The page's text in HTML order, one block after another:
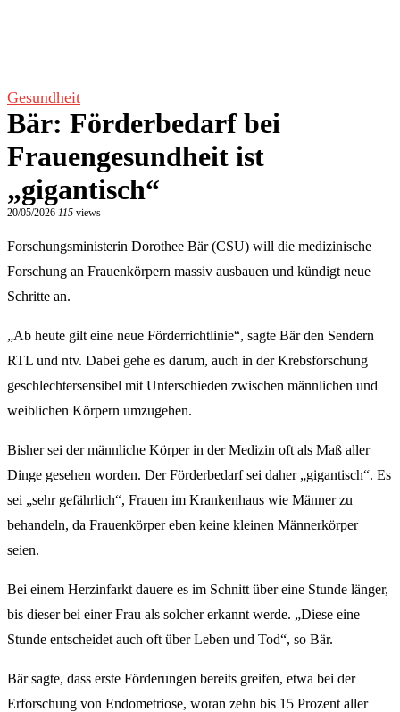
Gesundheit
Bär: Förderbedarf bei
Frauengesundheit ist
„gigantisch“
20/05/2026 115 views
Forschungsministerin Dorothee Bär (CSU) will die medizinische
Forschung an Frauenkörpern massiv ausbauen und kündigt neue
Schritte an.
„Ab heute gilt eine neue Förderrichtlinie“, sagte Bär den Sendern
RTL und ntv. Dabei gehe es darum, auch in der Krebsforschung
geschlechtersensibel mit Unterschieden zwischen männlichen und
weiblichen Körpern umzugehen.
Bisher sei der männliche Körper in der Medizin oft als Maß aller
Dinge gesehen worden. Der Förderbedarf sei daher „gigantisch“. Es
sei „sehr gefährlich“, Frauen im Krankenhaus wie Männer zu
behandeln, da Frauenkörper eben keine kleinen Männerkörper
seien.
Bei einem Herzinfarkt dauere es im Schnitt über eine Stunde länger,
bis dieser bei einer Frau als solcher erkannt werde. „Diese eine
Stunde entscheidet auch oft über Leben und Tod“, so Bär.
Bär sagte, dass erste Förderungen bereits greifen, etwa bei der
Erforschung von Endometriose, woran zehn bis 15 Prozent aller